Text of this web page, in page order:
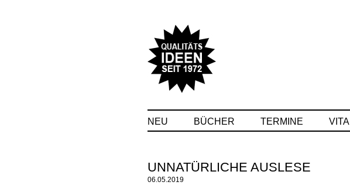
NEU BÜCHER TERMINE VITA
UNNATÜRLICHE AUSLESE
06.05.2019